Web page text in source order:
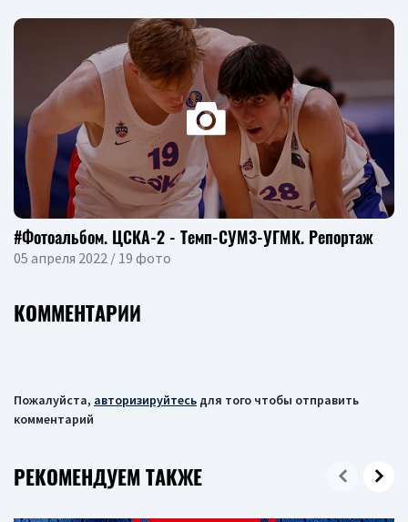
#Фотоальбом. ЦСКА-2 - Темп-СУМЗ-УГМК. Репортаж
05 апреля 2022 / 19 фото
КОММЕНТАРИИ
Пожалуйста, авторизируйтесь для того чтобы отправить
комментарий
РЕКОМЕНДУЕМ ТАКЖЕ